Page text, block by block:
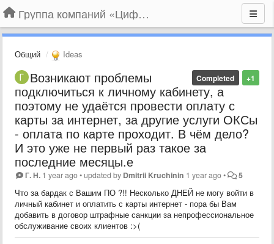
Группа компаний «Цифрабар»
Общий Ideas
+1
Completed
Возникают проблемы
подключиться к личному кабинету, а
поэтому не удаётся провести оплату с
карты за интернет, за другие услуги ОКСы
- оплата по карте проходит. В чём дело?
И это уже не первый раз такое за
последние месяцы.е
Г. Н. 1 year ago•updated by Dmitrii Kruchinin 1 year ago• 5
Что за бардак с Вашим ПО ?!! Несколько ДНЕЙ не могу войти в
личный кабинет и оплатить с карты интернет - пора бы Вам
добавить в договор штрафные санкции за непрофессиональное
обслуживание своих клиентов :>(